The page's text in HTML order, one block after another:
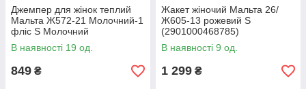
Джемпер для жінок теплий
Мальта Ж572-21 Молочний-1
фліс S Молочний
В наявності 19 од.
849 ₴
Жакет жіночий Мальта 26/
Ж605-13 рожевий S
(2901000468785)
В наявності 9 од.
1 299 ₴